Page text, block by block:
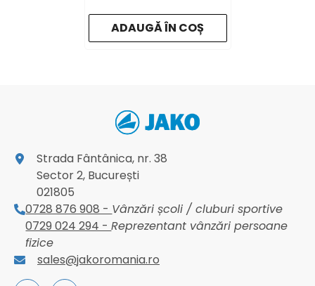
ADAUGĂ ÎN COȘ
Strada Fântânica, nr. 38
Sector 2, București
021805
0728 876 908 - Vânzări școli / cluburi sportive
0729 024 294 -Reprezentant vânzări persoane
fizice
sales@jakoromania.ro